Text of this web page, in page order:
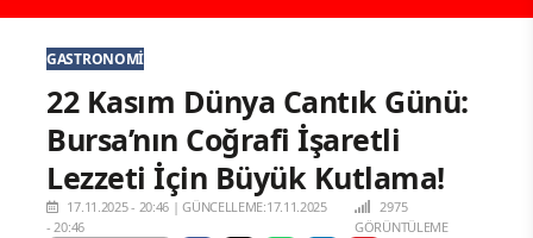
GASTRONOMI
22 Kasım Dünya Cantık Günü:
Bursa’nın Coğrafi İşaretli
Lezzeti İçin Büyük Kutlama!
17.11.2025 - 20:46 |GÜNCELLEME:17.11.2025
- 20:46
2975
GÖRÜNTÜLEME